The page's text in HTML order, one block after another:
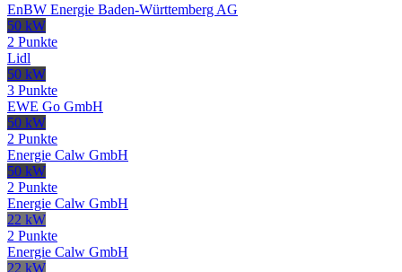
EnBW Energie Baden-Württemberg AG
50 kW
2 Punkte
Lidl
50 kW
3 Punkte
EWE Go GmbH
50 kW
2 Punkte
Energie Calw GmbH
50 kW
2 Punkte
Energie Calw GmbH
22 kW
2 Punkte
Energie Calw GmbH
22 kW